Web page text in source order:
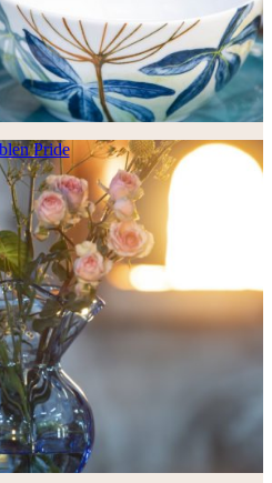
Pride